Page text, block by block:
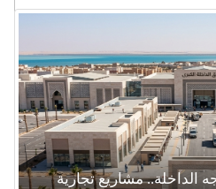
الداخلة.. مشاريع تجارية